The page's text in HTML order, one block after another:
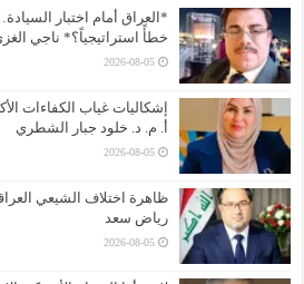
*العراق أمام اختبار
خطأً استراتيجياً؟* ناجي
2026-08-05
إشكاليات غياب الكفاءات
أ. م. د. خلود جبار الشطري
2026-08-05
ظاهرة اختلاف الشيعي
رياض سعد
2026-08-05